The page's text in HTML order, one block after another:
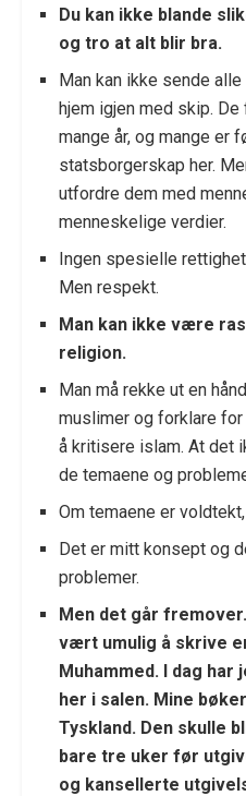
Du kan ikke blande
og tro at alt blir bra.
Man kan ikke sende
hjem igjen med skip.
mange år, og mange er
statsborgerskap her.
utfordre dem med
menneskelige verdier.
Ingen spesielle
Men respekt.
Man kan ikke være
religion.
Man må rekke ut en
muslimer og forklare
å kritisere islam. At det
de temaene og
Om temaene er
Det er mitt konsept og
problemer.
Men det går
vært umulig å skrive
Muhammed. I dag
her i salen. Mine
Tyskland. Den skulle
bare tre uker før
og kansellerte